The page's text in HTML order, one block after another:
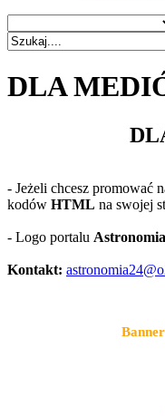
DLA
- Jeżeli chcesz promować
kodów HTML na swojej
- Logo portalu
Kontakt: